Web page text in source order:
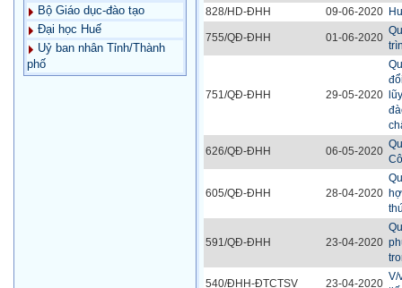
Bộ Giáo dục-đào tạo
Đại học Huế
Uỷ ban nhân Tỉnh/Thành
phố
828/HD-ĐHH
09-06-2020
755/QĐ-ĐHH 01-06-2020
751/QĐ-ĐHH 29-05-2020
626/QĐ-ĐHH 06-05-2020
605/QĐ-ĐHH 28-04-2020
591/QĐ-ĐHH 23-04-2020
540/ĐHH-ĐTCTSV 23-04-2020
V/